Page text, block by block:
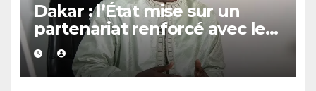
Dakar : l’État mise sur un
partenariat renforcé avec les
guides religieux et les
diplômés en arabe